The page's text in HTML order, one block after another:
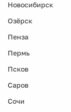
Новосибирск
Озёрск
Пенза
Пермь
Псков
Саров
Сочи